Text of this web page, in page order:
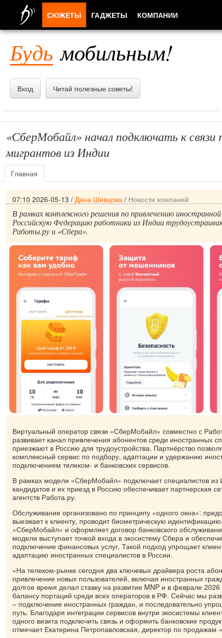
Будь мобильным!
Вход Читай полезные советы!
«СберМобайл» начал подключать к связи
мигрантов из Индии
Главная
07:10 2026-05-13 / Дана Шевцова / Новости компаний
В рамках комплексного решения по привлечению
Российскую Федерацию работники из Индии
Работы.ру и «Сбера».
Виртуальный оператор связи «СберМобайл» совместно с
развивает канал привлечения абонентов среди иностранных
приезжают в Россию для трудоустройства. Партнёрство
комплексный сервис по подбору, адаптации и удержанию
подключением телеком- и банковских сервисов.
В рамках модели «СберМобайл» подключает специалистов
кандидатов и их приезд в Россию обеспечивает партнерская
агентств Работа.ру.
Обслуживание организовано по принципу «одного окна»:
выезжает к клиенту, проводит биометрическую
«СберМобайл» и оформляет договор банковского
модели выступает точкой входа в экосистему Сбера и
подключение финансовых услуг. Такой подход упрощает
адаптацию иностранных специалистов в России.
«На телеком-рынке сегодня два ключевых драйвера роста
привлечение новых пользователей, включая иностранных
долгое время делал ставку на развитие MNP и в феврале
балансу портаций среди всех операторов в РФ. Сейчас мы
– подключение иностранных граждан, и последовательно
путь. Благодаря интеграции сервисов внутри экосистемы
одного визита подключить связь и оформить банковские
отмечает Екатерина Петропавловская, директор по
СЮЖЕТЫ ГАДЖЕТЫ КОМПАНИИ
ПРИЛОЖЕНИЯ